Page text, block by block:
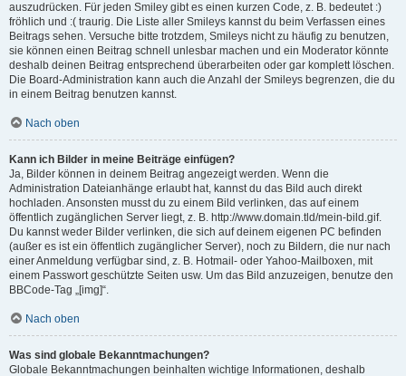
auszudrücken. Für jeden Smiley gibt es einen kurzen Code, z. B. bedeutet :)
fröhlich und :( traurig. Die Liste aller Smileys kannst du beim Verfassen eines
Beitrags sehen. Versuche bitte trotzdem, Smileys nicht zu häufig zu benutzen,
sie können einen Beitrag schnell unlesbar machen und ein Moderator könnte
deshalb deinen Beitrag entsprechend überarbeiten oder gar komplett löschen.
Die Board-Administration kann auch die Anzahl der Smileys begrenzen, die du
in einem Beitrag benutzen kannst.
Nach oben
Kann ich Bilder in meine Beiträge einfügen?
Ja, Bilder können in deinem Beitrag angezeigt werden. Wenn die
Administration Dateianhänge erlaubt hat, kannst du das Bild auch direkt
hochladen. Ansonsten musst du zu einem Bild verlinken, das auf einem
öffentlich zugänglichen Server liegt, z. B. http://www.domain.tld/mein-bild.gif.
Du kannst weder Bilder verlinken, die sich auf deinem eigenen PC befinden
(außer es ist ein öffentlich zugänglicher Server), noch zu Bildern, die nur nach
einer Anmeldung verfügbar sind, z. B. Hotmail- oder Yahoo-Mailboxen, mit
einem Passwort geschützte Seiten usw. Um das Bild anzuzeigen, benutze den
BBCode-Tag „[img]“.
Nach oben
Was sind globale Bekanntmachungen?
Globale Bekanntmachungen beinhalten wichtige Informationen, deshalb